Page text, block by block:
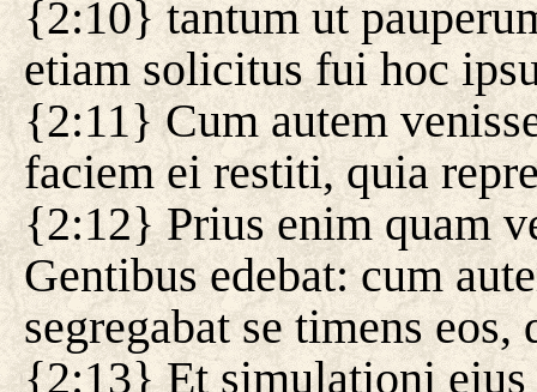
{2:10} tantum ut
etiam solicitus fui hoc
{2:11} Cum autem
faciem ei restiti, quia
{2:12} Prius enim quam
Gentibus edebat: cum
segregabat se timens
{2:13} Et simulationi eius